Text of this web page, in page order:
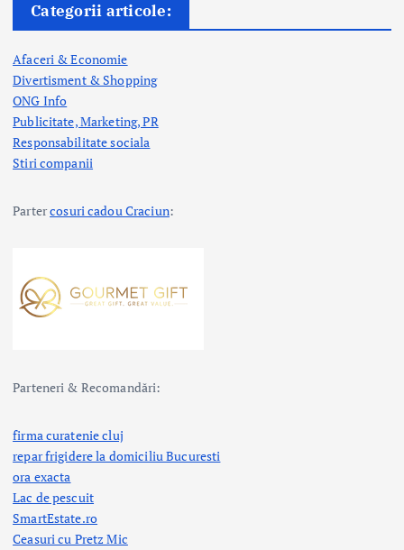
Categorii articole:
Afaceri & Economie
Divertisment & Shopping
ONG Info
Publicitate, Marketing, PR
Responsabilitate sociala
Stiri companii
Partercosuri cadou Craciun:
Parteneri & Recomandări:
firma curatenie cluj
repar frigidere la domiciliu Bucuresti
ora exacta
Lac de pescuit
SmartEstate.ro
Ceasuri cu Pretz Mic